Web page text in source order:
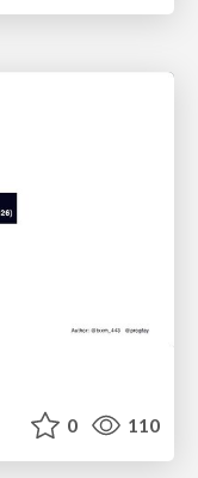
0 110